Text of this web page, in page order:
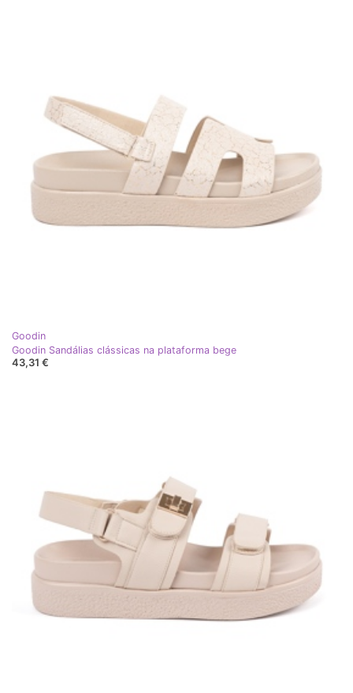
Goodin
Goodin Sandálias clássicas na plataforma bege
43,31 €